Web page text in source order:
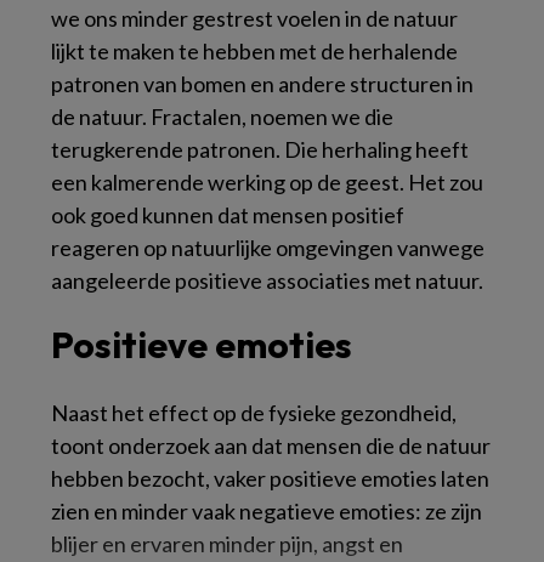
we ons minder gestrest voelen in de natuur
lijkt te maken te hebben met de herhalende
patronen van bomen en andere structuren in
de natuur. Fractalen, noemen we die
terugkerende patronen. Die herhaling heeft
een kalmerende werking op de geest. Het zou
ook goed kunnen dat mensen positief
reageren op natuurlijke omgevingen vanwege
aangeleerde positieve associaties met natuur.
Positieve emoties
Naast het effect op de fysieke gezondheid,
toont onderzoek aan dat mensen die de natuur
hebben bezocht, vaker positieve emoties laten
zien en minder vaak negatieve emoties: ze zijn
blijer en ervaren minder pijn, angst en